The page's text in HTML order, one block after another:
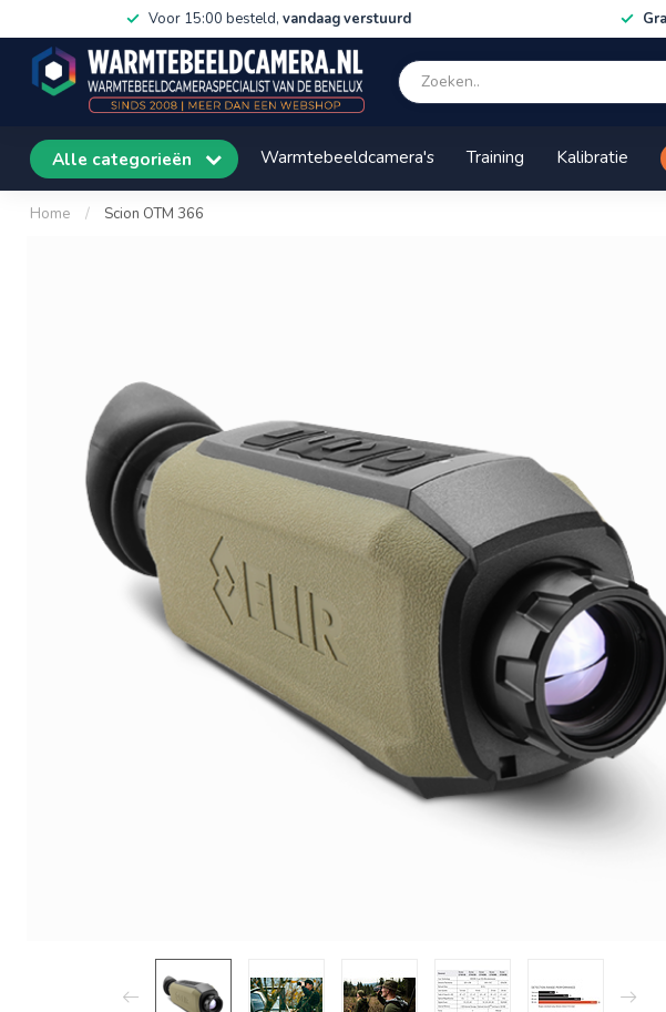
Voor 15:00 besteld, vandaag verstuurd
Alle categorieën Warmtebeeldcamera's Training Kalibratie
Home / Scion OTM 366